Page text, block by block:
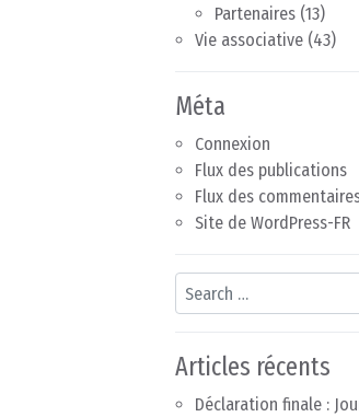
Partenaires (13)
Vie associative (43)
Méta
Connexion
Flux des publications
Flux des
Site de WordPress-FR
Search
Articles récents
Déclaration finale :